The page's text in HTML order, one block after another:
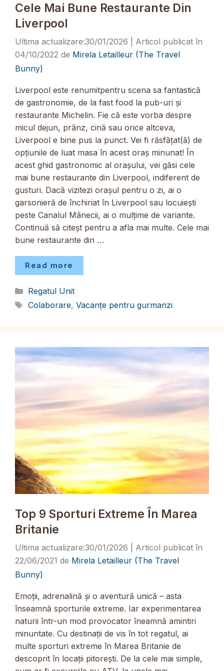
Cele Mai Bune Restaurante Din
Liverpool
30/01/2026
04/10/2022 de Mirela Letailleur (The Travel
Bunny)
Liverpool este renumitpentru scena sa fantastică
de gastronomie, de la fast food la pub-uri și
restaurante Michelin. Fie că este vorba despre
micul dejun, prânz, cină sau orice altceva,
Liverpool e bine pus la punct. Vei fi răsfățat(ă) de
opțiunile de luat masa în acest oraș minunat! În
acest ghid gastronomic al orașului, vei găsi cele
mai bune restaurante din Liverpool, indiferent de
gusturi. Dacă vizitezi orașul pentru o zi, ai o
garsonieră de închiriat în Liverpool sau locuiești
peste Canalul Mânecii, ai o mulțime de variante.
Continuă să citeșt pentru a afla mai multe. Cele mai
bune restaurante din …
Read more
Categorii
Regatul Unit
Etichete
Colaborare, Vacanțe pentru gurmanzi
Top 9 Sporturi Extreme În Marea
Britanie
30/01/2026
22/06/2021 de Mirela Letailleur (The Travel
Bunny)
Emoții, adrenalină și o aventură unică – asta
înseamnă sporturile extreme. Iar experimentarea
naturii într-un mod provocator îneamnă amintiri
minuntate. Cu destinații de vis în tot regatul, ai
multe sporturi extreme în Marea Britanie de
descoprit în locații pitorești. De la cele mai simple,